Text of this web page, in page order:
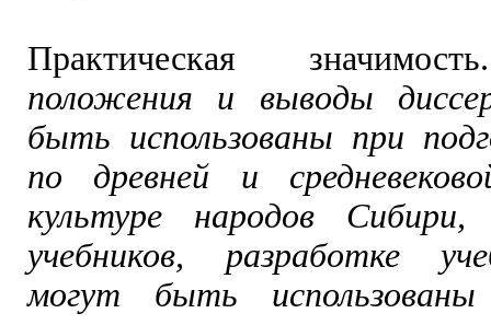
Практическая
положения и выводы
быть использованы при
по древней и
культуре народов Сибири,
учебников, разработке
могут быть